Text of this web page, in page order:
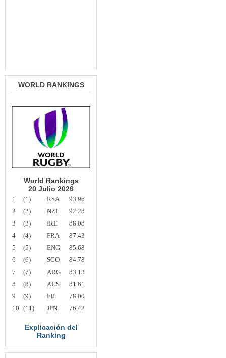
WORLD RANKINGS
World Rankings
20 Julio 2026
1 (1) RSA
93.96
2
(2) NZL
92.28
3
(3) IRE
88.08
4
(4) FRA
87.43
5
(5) ENG
85.68
6
(6) SCO
84.78
7
(7) ARG
83.13
8
(8) AUS
81.61
9
(9) FIJ
78.00
10 (11) JPN 76.42
Explicación del
Ranking